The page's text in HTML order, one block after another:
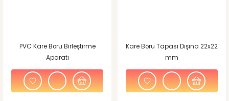
PVC Kare Boru Birleştirme
Aparatı
Kare Boru Tapası Dışına 22x22
mm